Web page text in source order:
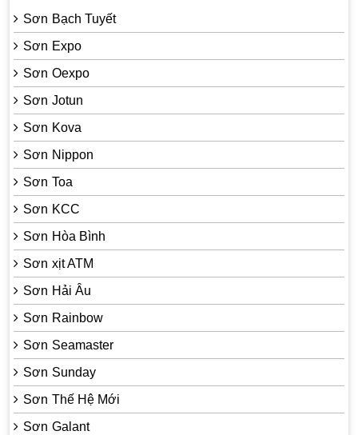
Sơn Bạch Tuyết
Sơn Expo
Sơn Oexpo
Sơn Jotun
Sơn Kova
Sơn Nippon
Sơn Toa
Sơn KCC
Sơn Hòa Bình
Sơn xịt ATM
Sơn Hải Âu
Sơn Rainbow
Sơn Seamaster
Sơn Sunday
Sơn Thế Hệ Mới
Sơn Galant